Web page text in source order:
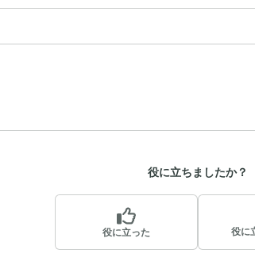
役に立ちましたか？
役に立った 役に